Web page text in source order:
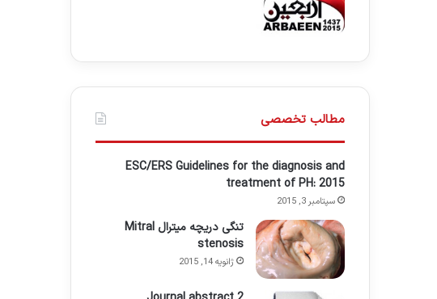
مطالب تخصصی
ESC/ERS Guidelines for the diagnosis and
treatment of PH: 2015
سپتامبر 3, 2015
تنگی دریچه میترال Mitral
stenosis
ژانویه 14, 2015